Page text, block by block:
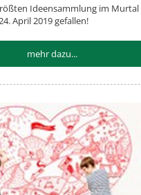
Ideensammlung im
April 2019 gefallen!
mehr dazu...